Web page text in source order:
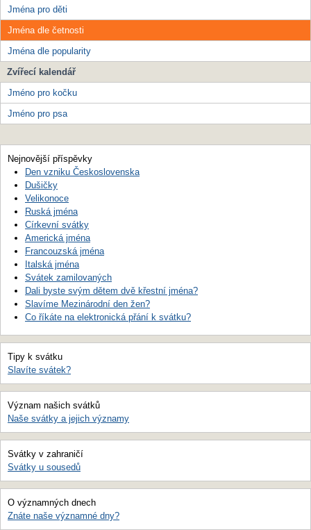
Jména pro děti
Jména dle četnosti
Jména dle popularity
Zvířecí kalendář
Jméno pro kočku
Jméno pro psa
Nejnovější příspěvky
Den vzniku Československa
Dušičky
Velikonoce
Ruská jména
Církevní svátky
Americká jména
Francouzská jména
Italská jména
Svátek zamilovaných
Dali byste svým dětem dvě křestní jména?
Slavíme Mezinárodní den žen?
Co říkáte na elektronická přání k svátku?
Tipy k svátku
Slavíte svátek?
Význam našich svátků
Naše svátky a jejich významy
Svátky v zahraničí
Svátky u sousedů
O významných dnech
Znáte naše významné dny?